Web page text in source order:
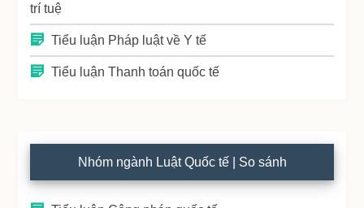
trí tuệ
Tiểu luận Pháp luật về Y tế
Tiểu luận Thanh toán quốc tế
Nhóm ngành Luật Quốc tế | So sánh